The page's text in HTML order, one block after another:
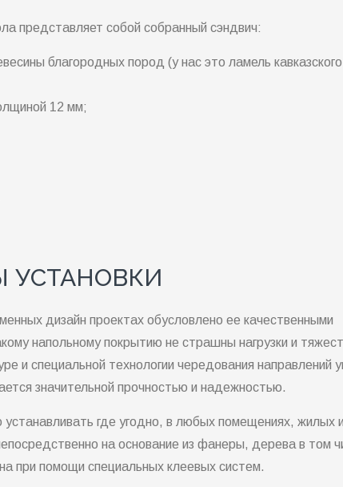
представляет собой собранный сэндвич:
благородных пород (у нас это ламель
12 мм;
УСТАНОВКИ
дизайн проектах обусловлено ее качественными
напольному покрытию не страшны нагрузки и
и специальной технологии чередования направлений
значительной прочностью и надежностью.
где угодно, в любых помещениях, жилых
на основание из фанеры, дерева в том
при помощи специальных клеевых систем.